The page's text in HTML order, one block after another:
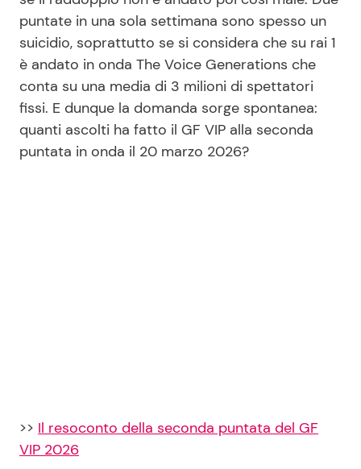
Salute
Viaggi e Turismo
Festività
Ricette Facili e Veloci
Ricette Feste
Ricette per Bambini
Pubblicità
Privacy Policy
puntate in una sola settimana sono spesso un
suicidio, soprattutto se si considera che su rai 1
è andato in onda The Voice Generations che
conta su una media di 3 milioni di spettatori
fissi. E dunque la domanda sorge spontanea:
quanti ascolti ha fatto il GF VIP alla seconda
puntata in onda il 20 marzo 2026?
>> Il resoconto della seconda puntata del GF
VIP 2026